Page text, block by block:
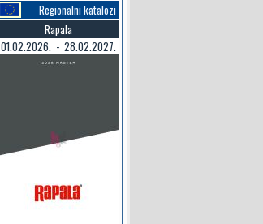
Regionalni katalozi
Rapala
01.02.2026. - 28.02.2027.